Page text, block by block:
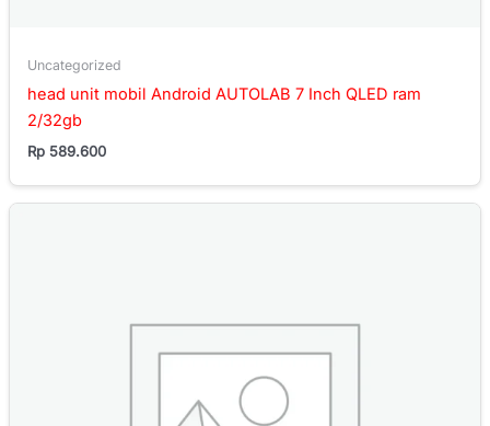
Uncategorized
head unit mobil Android AUTOLAB 7 Inch QLED ram
2/32gb
Rp 589.600